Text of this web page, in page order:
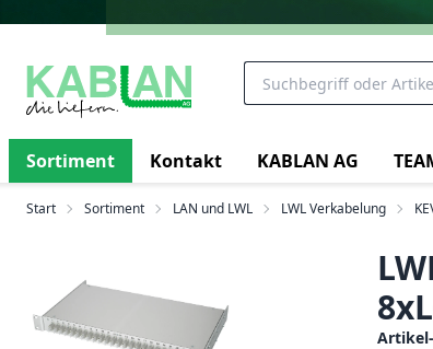
Sortiment Kontakt KABLAN AG
Start Sortiment LAN und LWL LWL Verkabelung